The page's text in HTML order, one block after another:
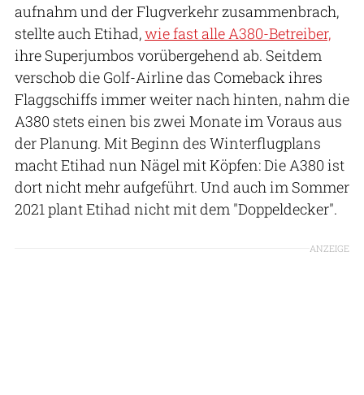
aufnahm und der Flugverkehr zusammenbrach,
stellte auch Etihad,wie fast alle A380-Betreiber,
ihre Superjumbos vorübergehend ab. Seitdem
verschob die Golf-Airline das Comeback ihres
Flaggschiffs immer weiter nach hinten, nahm die
A380 stets einen bis zwei Monate im Voraus aus
der Planung. Mit Beginn des Winterflugplans
macht Etihad nun Nägel mit Köpfen: Die A380 ist
dort nicht mehr aufgeführt. Und auch im Sommer
2021 plant Etihad nicht mit dem "Doppeldecker".
ANZEIGE